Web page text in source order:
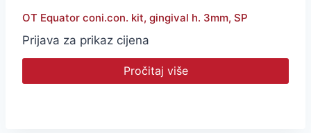
OT Equator coni.con. kit, gingival h. 3mm, SP
Prijava za prikaz cijena
Pročitaj više